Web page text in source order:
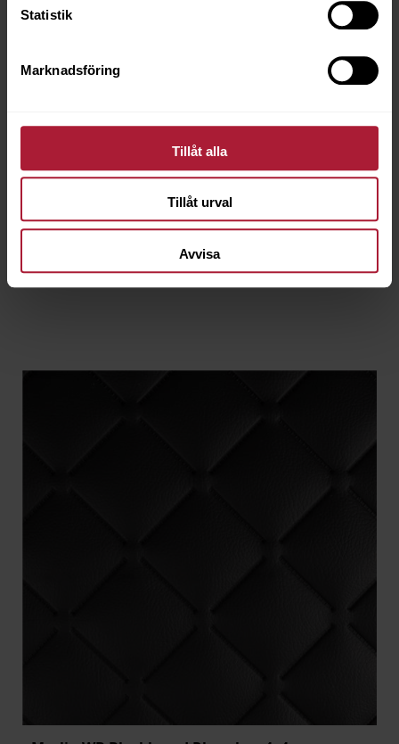
Statistik
Marknadsföring
Tillåt alla
Tillåt urval
Avvisa
Marlin WB Blackbeard Flat Line 4 cm